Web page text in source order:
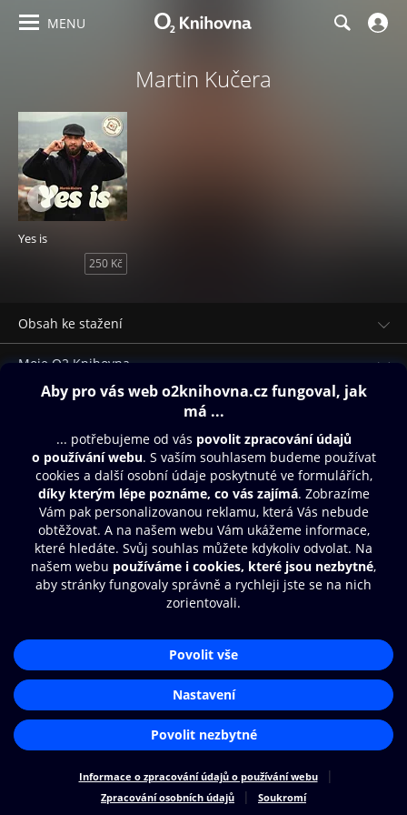
MENU
Martin Kučera
Yes is
250 Kč
Obsah ke stažení
Moje O2 Knihovna
Další zábava
© O2 Czech Republic a.s.
Nákupní řád
Přístupnost
Zásady zpracování osobních údajů
Cookies
Aplikace O2 Knihovna
Čti a poslouchej své e-knihy a
audioknihy rychleji a pohodlněji.